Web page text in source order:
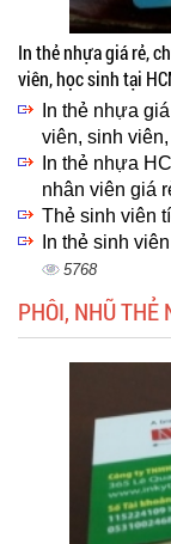
In thẻ nhựa giá rẻ,
viên, học sinh tại
In thẻ nhựa
viên, sinh
In thẻ nhựa
nhân viên giá
Thẻ sinh viên
In thẻ sinh
5768
PHÔI, NHŨ THẺ